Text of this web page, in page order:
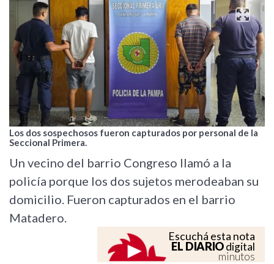
Los dos sospechosos fueron capturados por personal de la
Seccional Primera.
Un vecino del barrio Congreso llamó a la
policía porque los dos sujetos merodeaban su
domicilio. Fueron capturados en el barrio
Matadero.
Escuchá esta nota
EL DIARIOdigital
minutos